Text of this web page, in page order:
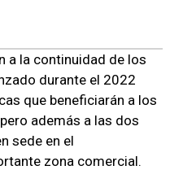
a la continuidad de los
durante el 2022
que beneficiarán a los
además a las dos
sede en el
zona comercial.